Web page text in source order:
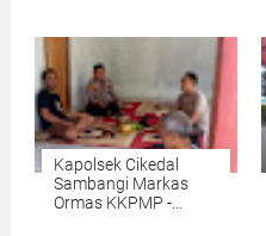
Soeratin U-15
Purwakarta
Kapolsek Cikedal
Sambangi Markas
Ormas KKPMP -